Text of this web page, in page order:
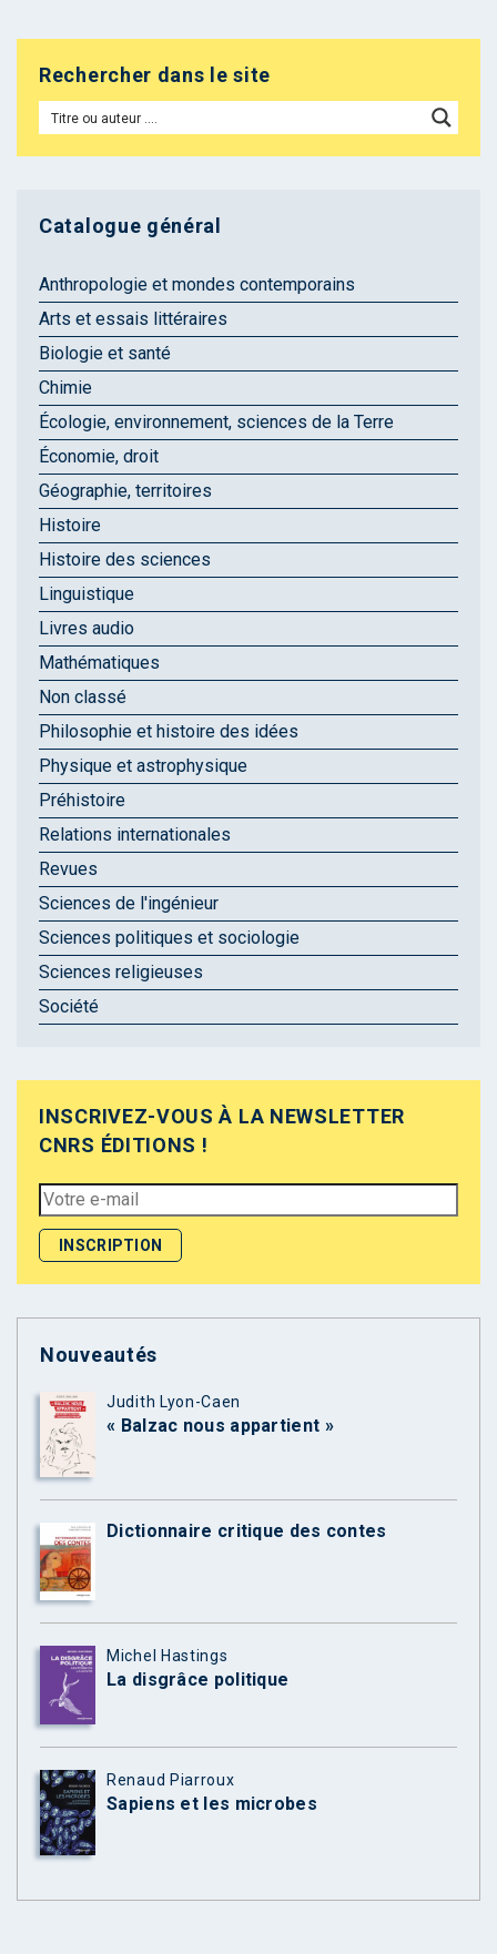
Rechercher dans le site
Catalogue général
Anthropologie et mondes contemporains
Arts et essais littéraires
Biologie et santé
Chimie
Écologie, environnement, sciences de la Terre
Économie, droit
Géographie, territoires
Histoire
Histoire des sciences
Linguistique
Livres audio
Mathématiques
Non classé
Philosophie et histoire des idées
Physique et astrophysique
Préhistoire
Relations internationales
Revues
Sciences de l'ingénieur
Sciences politiques et sociologie
Sciences religieuses
Société
INSCRIVEZ-VOUS À LA NEWSLETTER
CNRS ÉDITIONS !
Nouveautés
Judith Lyon-Caen
« Balzac nous appartient »
Dictionnaire critique des contes
Michel Hastings
La disgrâce politique
Renaud Piarroux
Sapiens et les microbes